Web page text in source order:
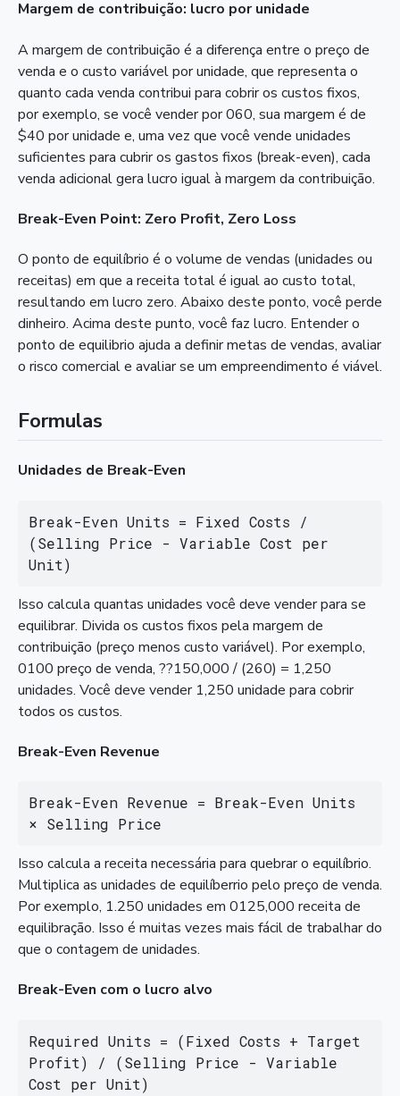
Margem de contribuição: lucro por unidade
A margem de contribuição é a diferença entre o preço de
venda e o custo variável por unidade, que representa o
quanto cada venda contribui para cobrir os custos fixos,
por exemplo, se você vender por 060, sua margem é de
$40 por unidade e, uma vez que você vende unidades
suficientes para cubrir os gastos fixos (break-even), cada
venda adicional gera lucro igual à margem da contribuição.
Break-Even Point: Zero Profit, Zero Loss
O ponto de equilíbrio é o volume de vendas (unidades ou
receitas) em que a receita total é igual ao custo total,
resultando em lucro zero. Abaixo deste ponto, você perde
dinheiro. Acima deste punto, você faz lucro. Entender o
ponto de equilibrio ajuda a definir metas de vendas, avaliar
o risco comercial e avaliar se um empreendimento é viável.
Formulas
Unidades de Break-Even
Break-Even Units = Fixed Costs /
(Selling Price - Variable Cost per
Unit)
Isso calcula quantas unidades você deve vender para se
equilibrar. Divida os custos fixos pela margem de
contribuição (preço menos custo variável). Por exemplo,
0100 preço de venda, ??150,000 / (260) = 1,250
unidades. Você deve vender 1,250 unidade para cobrir
todos os custos.
Break-Even Revenue
Break-Even Revenue = Break-Even Units
× Selling Price
Isso calcula a receita necessária para quebrar o equilíbrio.
Multiplica as unidades de equilíberrio pelo preço de venda.
Por exemplo, 1.250 unidades em 0125,000 receita de
equilibração. Isso é muitas vezes mais fácil de trabalhar do
que o contagem de unidades.
Break-Even com o lucro alvo
Required Units = (Fixed Costs + Target
Profit) / (Selling Price - Variable
Cost per Unit)